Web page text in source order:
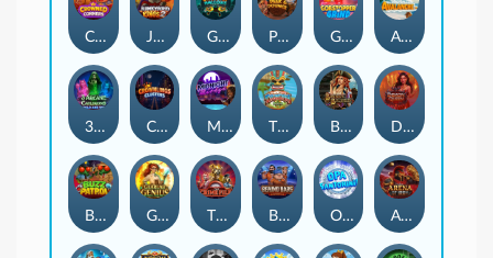
Crowned Corners Junkyard Kings 2 Ghostly Hallows Peek & Pounce Gobstopper Grind Avalanche
3 Arcane Cauldrons Crownlings Clusters Midnight Mirage Tikitopia BoosterBelt Bonnie's Buccaneers Demon Queen
Buzz Patrol Gearlab Genius The Crime File Behind Bars: Masterplan Opa Santorini! Arena of Iron